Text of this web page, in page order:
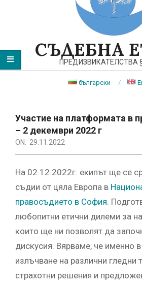
СЪДЕБНА
ПРЕДИЗВИКАТЕЛСТВА
български
NavigationУчастие на платформата в
– 2 декември 2022 г
ON: 29.11.2022
На 02.12.2022г. екипът ще се
съдии от цяла Европа в
правосъдието в София.
любопитни етични дилеми за
които ще ни позволят да
дискусия. Вярваме, че именно
излъчване на различни гледни
страхотни решения и